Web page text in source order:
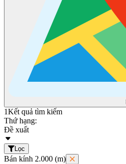
1Kết quả tìm kiếm
Thứ hạng:
Đề xuất
Lọc
Bán kính 2.000 (m)